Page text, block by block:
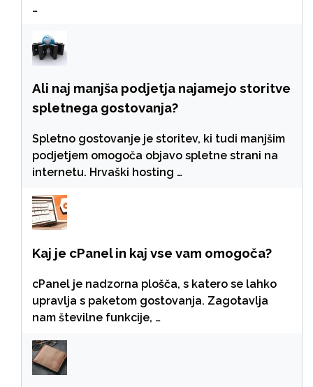
…
Ali naj manjša podjetja najamejo storitve
spletnega gostovanja?
Spletno gostovanje je storitev, ki tudi manjšim
podjetjem omogoča objavo spletne strani na
internetu. Hrvaški hosting …
Kaj je cPanel in kaj vse vam omogoča?
cPanel je nadzorna plošča, s katero se lahko
upravlja s paketom gostovanja. Zagotavlja
nam številne funkcije, …